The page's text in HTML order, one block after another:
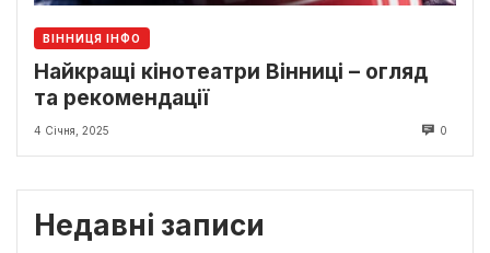
ВІННИЦЯ ІНФО
Найкращі кінотеатри Вінниці – огляд
та рекомендації
4 Січня, 2025 0
Недавні записи